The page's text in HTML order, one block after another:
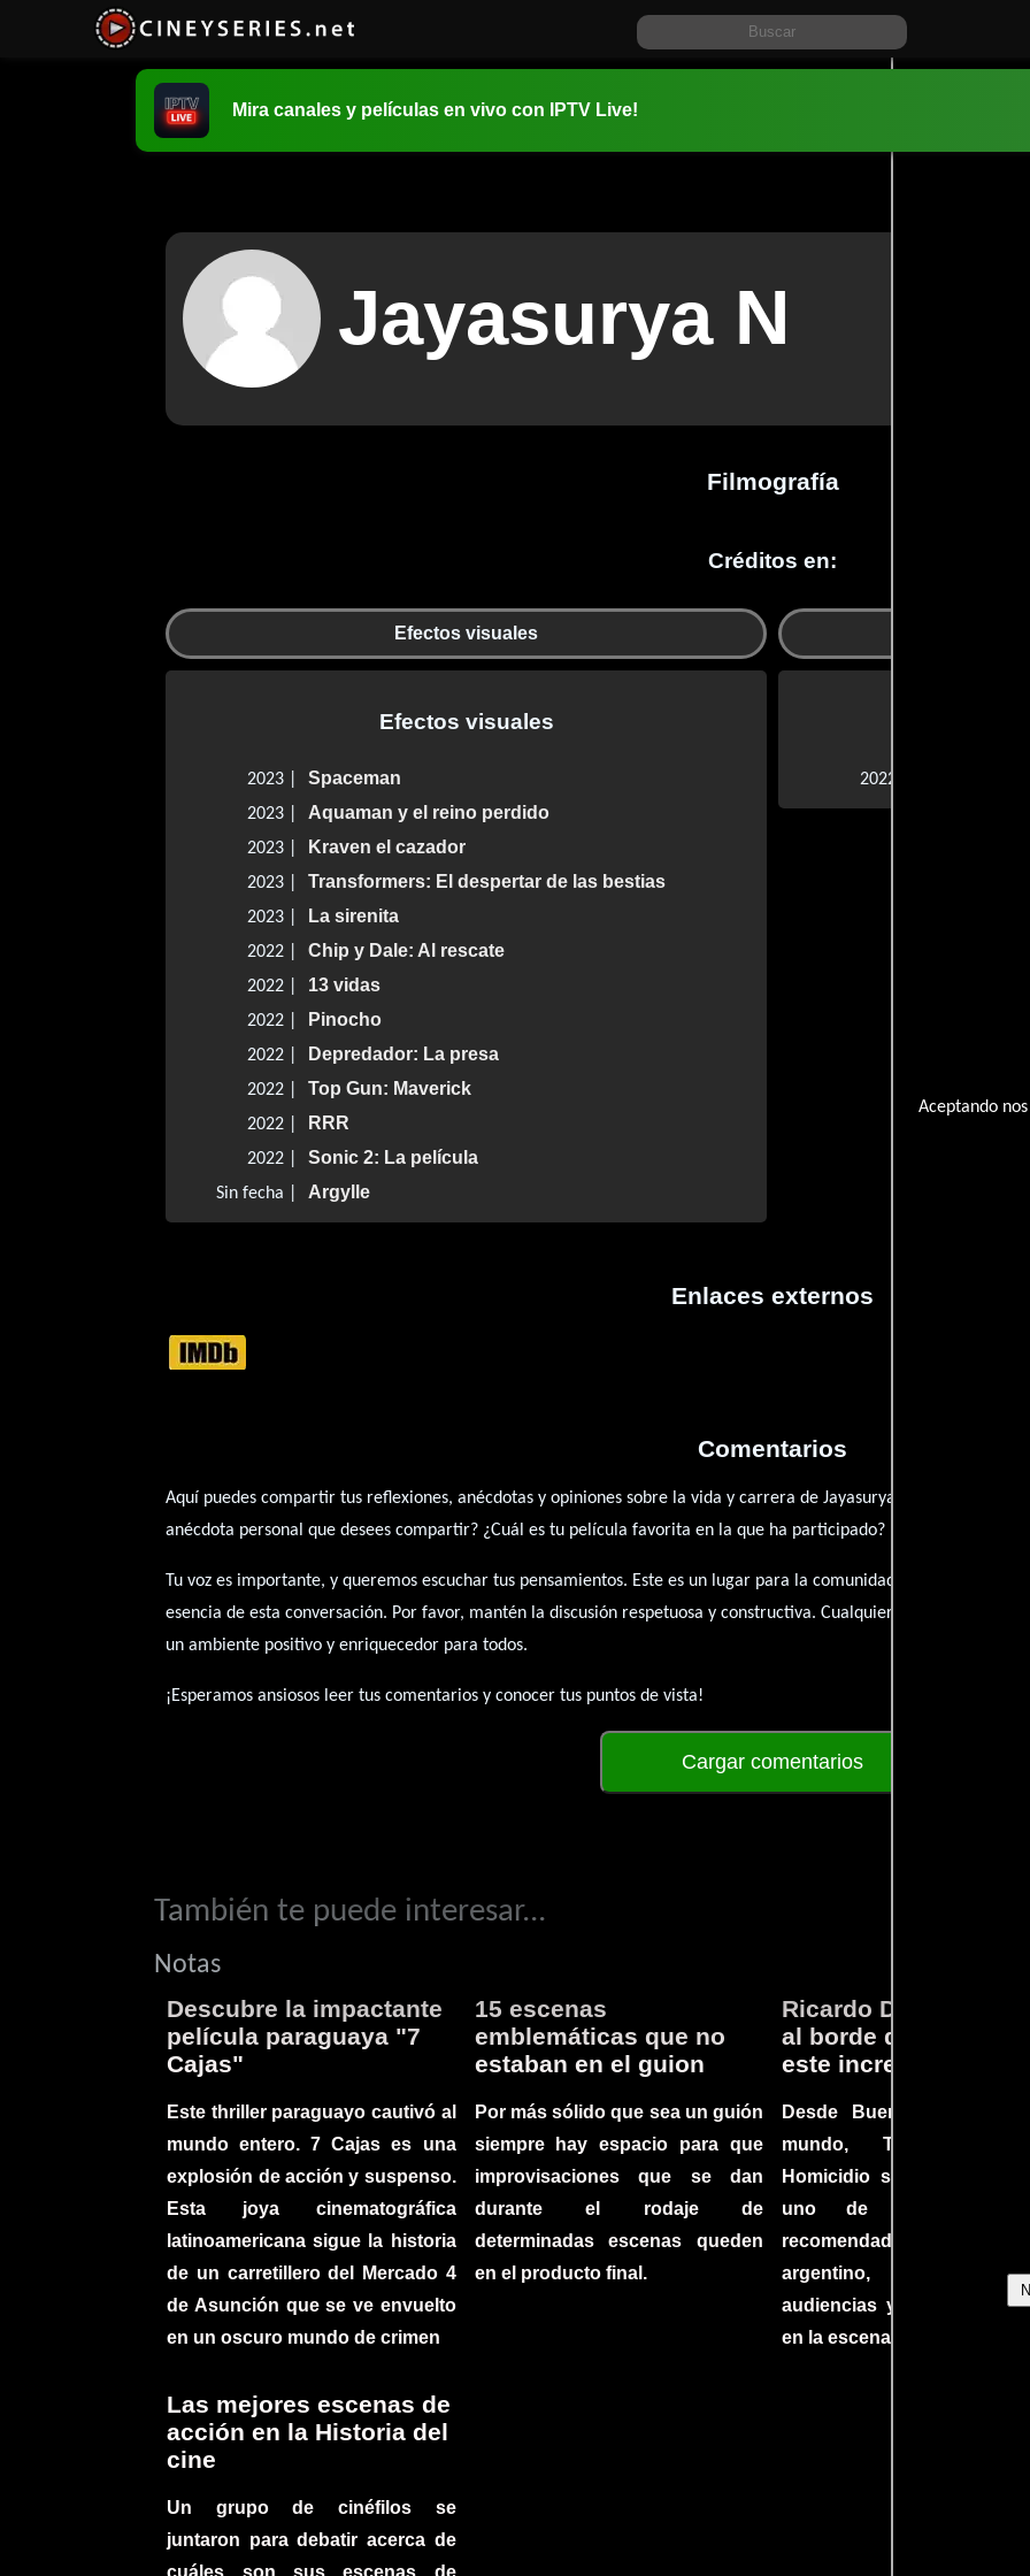
Aceptando
Mira canales y películas en vivo con IPTV Live!
Jayasurya N
Filmografía
Créditos en:
Efectos visuales
Efectos visuales
2023 | Spaceman
2023 | Aquaman y el reino perdido
2023 | Kraven el cazador
2023 | Transformers: El despertar de las bestias
2023 | La sirenita
2022 | Chip y Dale: Al rescate
2022 | 13 vidas
2022 | Pinocho
2022 | Depredador: La presa
2022 | Top Gun: Maverick
2022 | RRR
2022 | Sonic 2: La película
Sin fecha | Argylle
2022 |
Enlaces externos
Comentarios
Aquí puedes compartir tus reflexiones, anécdotas y opiniones sobre la vida y carrera de Jayasurya N. ¿Qué te ha
anécdota personal que desees compartir? ¿Cuál es tu película favorita en la que ha participado?
Tu voz es importante, y queremos escuchar tus pensamientos. Este es un lugar para la comunidad de admiradores
esencia de esta conversación. Por favor, mantén la discusión respetuosa y constructiva. Cualquier forma de
un ambiente positivo y enriquecedor para todos.
¡Esperamos ansiosos leer tus comentarios y conocer tus puntos de vista!
Cargar comentarios
También te puede interesar...
Notas
Descubre la impactante
película paraguaya "7
Cajas"
Este thriller paraguayo cautivó al
mundo entero. 7 Cajas es una
explosión de acción y suspenso.
Esta joya cinematográfica
latinoamericana sigue la historia
de un carretillero del Mercado 4
de Asunción que se ve envuelto
en un oscuro mundo de crimen
15 escenas
emblemáticas que no
estaban en el guion
Por más sólido que sea un guión
siempre hay espacio para que
improvisaciones que se dan
durante el rodaje de
determinadas escenas queden
en el producto final.
Ricardo Darín te
al borde del asiento
este increíble thriller
Desde Buenos Aires
mundo, Tesis sobre
Homicidio se ha
uno de los filmes
recomendados del
argentino,
audiencias y dejando su
en la escena internacional.
Las mejores escenas de
acción en la Historia del
cine
Un grupo de cinéfilos se
juntaron para debatir acerca de
cuáles son sus escenas de